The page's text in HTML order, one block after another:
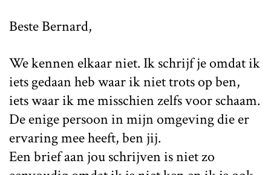
Beste Bernard,
We kennen elkaar niet. Ik schrijf je omdat ik
iets gedaan heb waar ik niet trots op ben,
iets waar ik me misschien zelfs voor schaam.
De enige persoon in mijn omgeving die er
ervaring mee heeft, ben jij.
Een brief aan jou schrijven is niet zo